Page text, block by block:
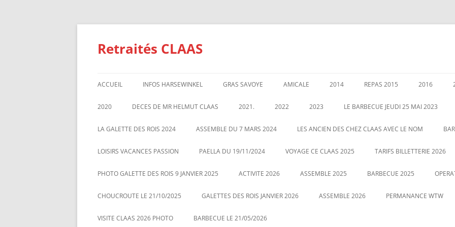
Aller
Retraités CLAAS
ACCUEIL INFOS HARSEWINKEL
ACTIVITE 2025
TARIFS BILLETTERIE AU 01/1/2025
GRAS SAVOYE
LES PERMANENCES GARANTIES AU 1 JANVIER 2020
AMICALE
CRÉATION DE AMICALE
POUR NOUS CONTACTER
2014
ASSEMBLEE 2014
COUSCOUS EN 2014
REPAS 2015 2016
GALETTE
CENTRALE
2020
GALETTE DES ROIS 2020
ASSEMBLÉ DES RETRAITÉS LE 5
DECES DE MR HELMUT CLAAS 2021. 2022
ASSEMBLE 2022
LE 21 MAI 2022 BARBECUE PHOTO
PHOTO POUR AGRANDIR
2023
GALETTE DES ROIS LE 12 JANVIER
LE BARBECUE JEUDI 25 MAI 2023
LA GALETTE DES ROIS 2024 ASSEMBLE DU 7 MARS 2024 LES ANCIEN DES CHEZ CLAAS AVEC LE NOM
LOISIRS VACANCES PASSION PAELLA DU 19/11/2024 VOYAGE CE CLAAS 2025 TARIFS BILLETTERIE 2026
PHOTO GALETTE DES ROIS 9 JANVIER 2025 ACTIVITE 2026 ASSEMBLE 2025 BARBECUE 2025
CHOUCROUTE LE 21/10/2025 GALETTES DES ROIS JANVIER 2026 ASSEMBLE 2026 PERMANANCE WTW
VISITE CLAAS 2026 PHOTO BARBECUE LE 21/05/2026